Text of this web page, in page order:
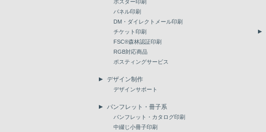
ポスター印刷
パネル印刷
DM・ダイレクトメール印刷
チケット印刷
FSC®森林認証印刷
RGB対応商品
ポスティングサービス
デザイン制作
デザインサポート
パンフレット・冊子系
パンフレット・カタログ印刷
中綴じ小冊子印刷